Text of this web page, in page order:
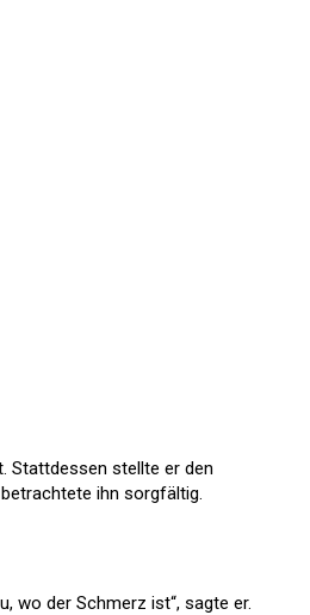
Stattdessen stellte er den
ihn sorgfältig.
wo der Schmerz ist“, sagte er.